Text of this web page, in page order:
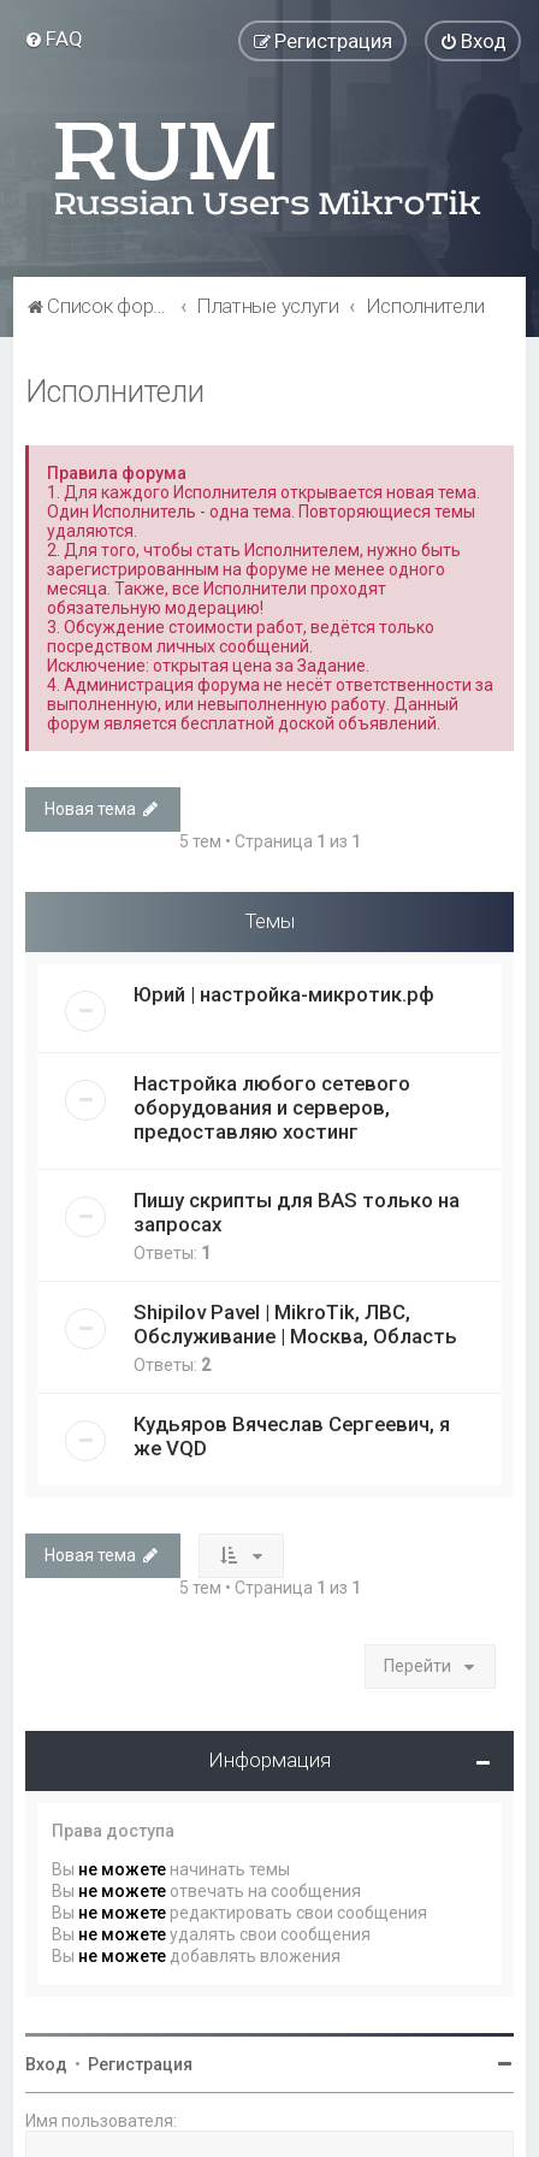
FAQ Вход
Регистрация
Список форумов Платные услуги Исполнители
Исполнители
Правила форума
1. Для каждого Исполнителя открывается новая тема.
Один Исполнитель - одна тема. Повторяющиеся темы
удаляются.
2. Для того, чтобы стать Исполнителем, нужно быть
зарегистрированным на форуме не менее одного
месяца. Также, все Исполнители проходят
обязательную модерацию!
3. Обсуждение стоимости работ, ведётся только
посредством личных сообщений.
Исключение: открытая цена за Задание.
4. Администрация форума не несёт ответственности за
выполненную, или невыполненную работу. Данный
форум является бесплатной доской объявлений.
Новая тема
5 тем • Страница 1 из 1
Темы
Юрий | настройка-микротик.рф
Настройка любого сетевого
оборудования и серверов,
предоставляю хостинг
Пишу скрипты для BAS только на
запросах
Ответы: 1
Shipilov Pavel | MikroTik, ЛВС,
Обслуживание | Москва, Область
Ответы: 2
Кудьяров Вячеслав Сергеевич, я
же VQD
Новая тема
5 тем • Страница 1 из 1
Перейти
Информация
Права доступа
Вы не можете начинать темы
Вы не можете отвечать на сообщения
Вы не можете редактировать свои сообщения
Вы не можетеудалять свои сообщения
Вы не можете добавлять вложения
Вход • Регистрация
Имя пользователя: